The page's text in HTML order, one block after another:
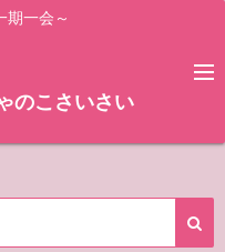
期一会～
のこさいさい